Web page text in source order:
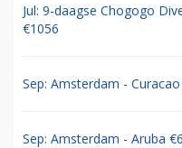
Jul: 9-daagse Chogogo
€1056
Sep: Amsterdam -
Sep: Amsterdam - Aruba